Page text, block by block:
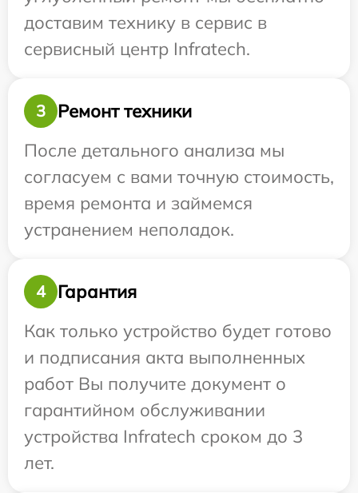
доставим технику в сервис в
сервисный центр Infratech.
3
Ремонт техники
После детального анализа мы
согласуем с вами точную стоимость,
время ремонта и займемся
устранением неполадок.
4
Гарантия
Как только устройство будет готово
и подписания акта выполненных
работ Вы получите документ о
гарантийном обслуживании
устройства Infratech сроком до 3
лет.